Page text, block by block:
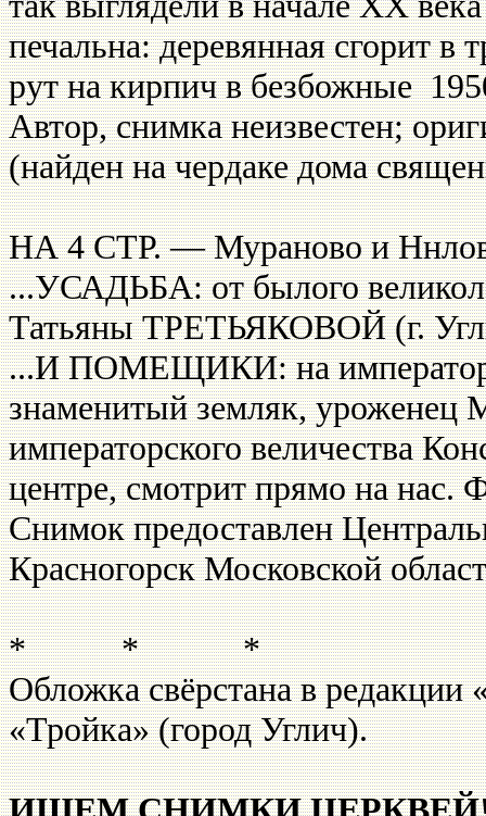
печальна: деревянная сгорит
рут на кирпич в безбожные
Автор, снимка неизвестен;
(найден на чердаке дома
НА 4 СТР. — Мураново и
...УСАДЬБА: от былого
Татьяны ТРЕТЬЯКОВОЙ (г.
...И ПОМЕЩИКИ: на
знаменитый земляк, уроженец
импера­торского величества
центре, смотрит прямо на нас.
Снимок предоставлен
Красногорск Москов­ской
* * *
Обложка свёрстана в редакции
«Тройка» (город Углич).